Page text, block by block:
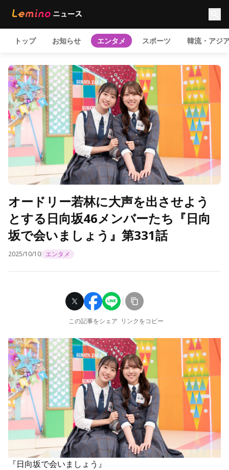
トップ お知らせ エンタメ スポーツ 韓流・アジ
オードリー若林に大声を出させよう
とする日向坂46メンバーたち『日向
坂で会いましょう』第331話
2025/10/10 エンタメ
この記事をシェア リンクをコピー
『日向坂で会いましょう』